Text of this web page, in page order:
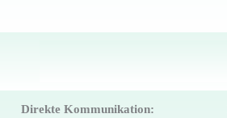
Direkte Kommunikation: